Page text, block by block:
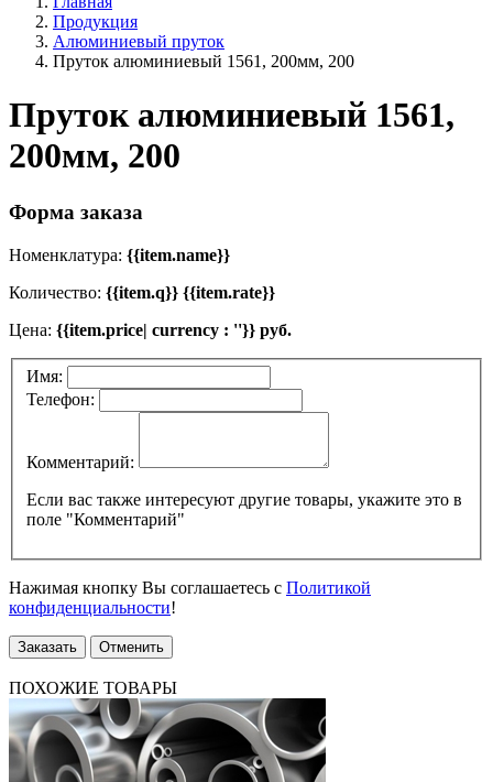
Продукция
Алюминиевый пруток
Пруток алюминиевый 1561, 200мм, 200
Пруток алюминиевый 1561,
200мм, 200
Форма заказа
Номенклатура: {{item.name}}
Количество: {{item.q}} {{item.rate}}
Цена: {{item.price| currency : ''}} руб.
Имя:
Телефон:
Комментарий:
Если вас также интересуют другие товары, укажите это в
поле "Комментарий"
Нажимая кнопку Вы соглашаетесь с Политикой
конфиденциальности!
Заказать Отменить
ПОХОЖИЕ ТОВАРЫ